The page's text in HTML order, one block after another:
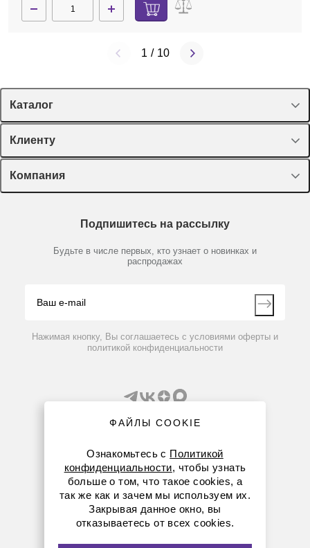
1 / 10
Каталог
Спецпредложения
Оборудование, приборы
Пластик, стекло, принадлежности
Химические реактивы, препараты, наборы
Производители
Клиенту
Лекторий Диаэм
Доставка и оплата
Мобильное приложение
Компания
Партнеры
Контакты
Подпишитесь на рассылку
Будьте в числе первых, кто узнает о новинках и
распродажах
Нажимая кнопку, Вы соглашаетесь с условиями оферты и
политикой конфиденциальности
8 (800) 234-05-08
+7 (843) 210-20-80
kazan@dia-m.ru
420111 ул. Профсоюзная, д.40-42, пом. № 8
ФАЙЛЫ COOKIE
Ознакомьтесь с Политикой
конфиденциальности, чтобы узнать
больше о том, что такое cookies, а
так же как и зачем мы используем их.
Закрывая данное окно, вы
отказываетесь от всех cookies.